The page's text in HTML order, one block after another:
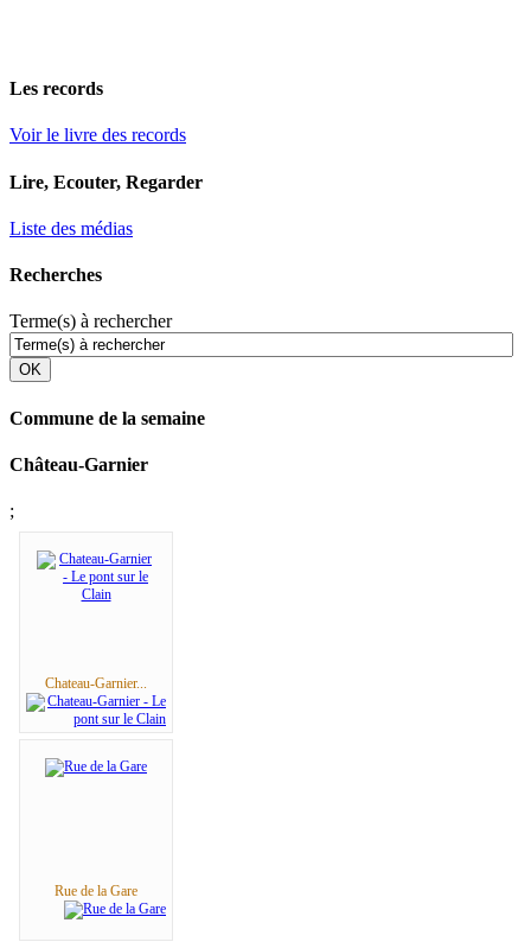
Les records
Voir le livre des records
Lire, Ecouter, Regarder
Liste des médias
Recherches
Terme(s) à rechercher
OK
Commune de la semaine
Château-Garnier
;
Chateau-Garnier...
Rue de la Gare